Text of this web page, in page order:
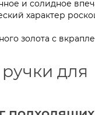
и солидное
характер
золота с
для